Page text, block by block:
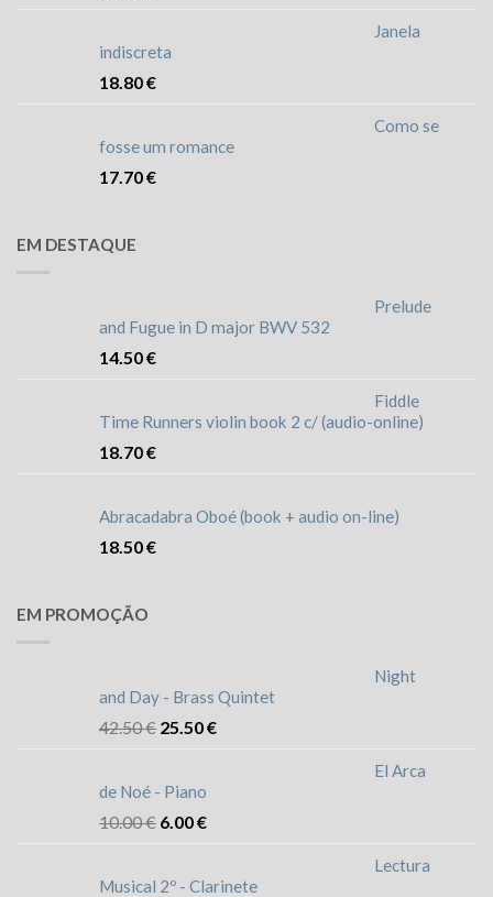
Janela
indiscreta
18.80€
Como se
fosse um romance
17.70€
EM DESTAQUE
Prelude
and Fugue in D major BWV 532
14.50€
Fiddle
Time Runners violin book 2 c/ (audio-online)
18.70€
Abracadabra Oboé (book + audio on-line)
18.50€
EM PROMOÇÃO
Night
and Day - Brass Quintet
42.50€ 25.50€
El Arca
de Noé - Piano
10.00€ 6.00€
Lectura
Musical 2º - Clarinete